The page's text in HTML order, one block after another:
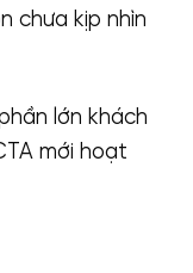
chưa kịp nhìn
lớn khách
mới hoạt